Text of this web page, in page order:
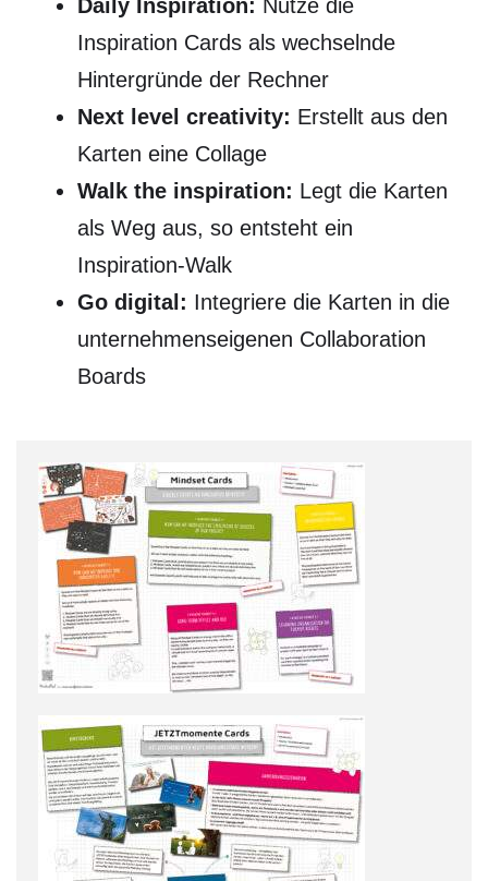
Daily Inspiration: Nutze die
Inspiration Cards als wechselnde
Hintergründe der Rechner
Next level creativity: Erstellt aus den
Karten eine Collage
Walk the inspiration: Legt die Karten
als Weg aus, so entsteht ein
Inspiration-Walk
Go digital: Integriere die Karten in die
unternehmenseigenen Collaboration
Boards